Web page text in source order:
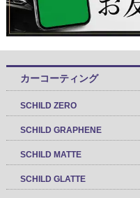
カーコーティング
SCHILD ZERO
SCHILD GRAPHENE
SCHILD MATTE
SCHILD GLATTE